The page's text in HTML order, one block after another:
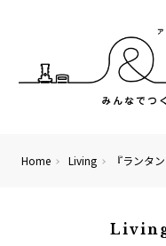
Home Living 『ランタ